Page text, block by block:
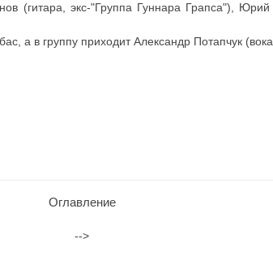
(гитара, экс-"Группа Гуннара Грапса"),
а в группу приходит Александр Потапчук
Оглавление
-->